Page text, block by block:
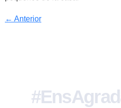
← Anterior